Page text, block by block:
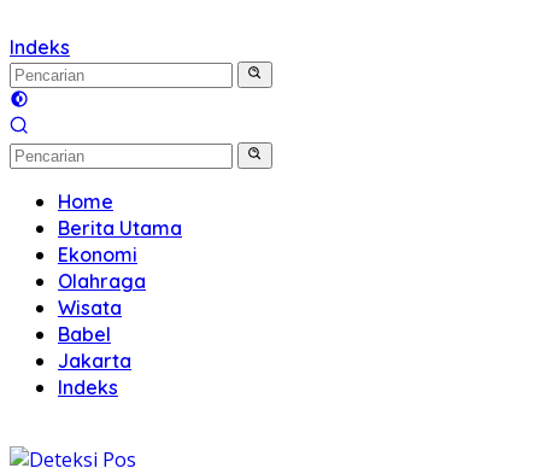
Indeks
Home
Berita Utama
Ekonomi
Olahraga
Wisata
Babel
Jakarta
Indeks